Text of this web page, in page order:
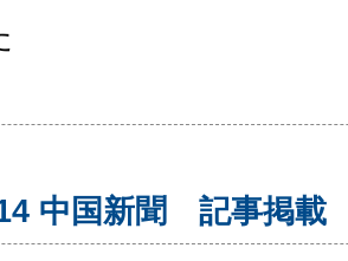
中国新聞 記事掲載